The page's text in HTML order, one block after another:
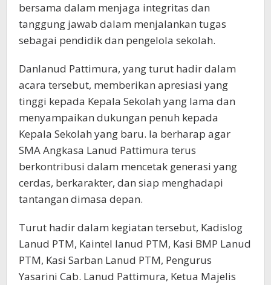
bersama dalam menjaga integritas dan
tanggung jawab dalam menjalankan tugas
sebagai pendidik dan pengelola sekolah.
Danlanud Pattimura, yang turut hadir dalam
acara tersebut, memberikan apresiasi yang
tinggi kepada Kepala Sekolah yang lama dan
menyampaikan dukungan penuh kepada
Kepala Sekolah yang baru. Ia berharap agar
SMA Angkasa Lanud Pattimura terus
berkontribusi dalam mencetak generasi yang
cerdas, berkarakter, dan siap menghadapi
tantangan dimasa depan.
Turut hadir dalam kegiatan tersebut, Kadislog
Lanud PTM, Kaintel lanud PTM, Kasi BMP Lanud
PTM, Kasi Sarban Lanud PTM, Pengurus
Yasarini Cab. Lanud Pattimura, Ketua Majelis